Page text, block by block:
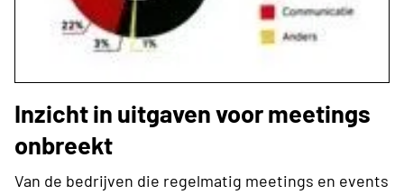
Inzicht in uitgaven voor meetings
onbreekt
Van de bedrijven die regelmatig meetings en events